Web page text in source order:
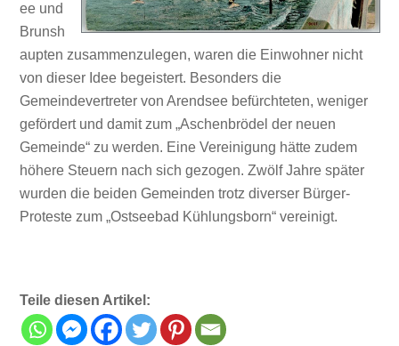
ee und
Brunsh
aupten zusammenzulegen, waren die Einwohner nicht
von dieser Idee begeistert. Besonders die
Gemeindevertreter von Arendsee befürchteten, weniger
gefördert und damit zum „Aschenbrödel der neuen
Gemeinde“ zu werden. Eine Vereinigung hätte zudem
höhere Steuern nach sich gezogen. Zwölf Jahre später
wurden die beiden Gemeinden trotz diverser Bürger-
Proteste zum „Ostseebad Kühlungsborn“ vereinigt.
Teile diesen Artikel: